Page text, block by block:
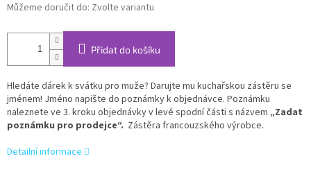
Můžeme doručit do: Zvolte variantu
Přidat do košíku
Hledáte dárek k svátku pro muže? Darujte mu kuchařskou zástěru se
jménem! Jméno napište do poznámky k objednávce. Poznámku
naleznete ve 3. kroku objednávky v levé spodní části s názvem „Zadat
poznámku pro prodejce“. Zástěra francouzského výrobce.
Detailní informace